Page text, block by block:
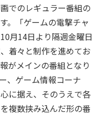
でのレギュラー番組の
。「ゲームの電撃チャ
月14日より隔週金曜日
着々と制作を進めてお
がメインの番組となり
、ゲーム情報コーナ
に据え、そのうえで各
複数挟み込んだ形の番